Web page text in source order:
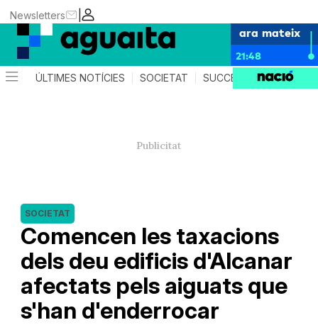
|
Newsletters
ara mateix
21:48
ÚLTIMES NOTÍCIES SOCIETAT SUCCESSOS AGENDA
Comencen les taxacions
dels deu edificis d'Alcanar
afectats pels aiguats que
s'han d'enderrocar
SOCIETAT